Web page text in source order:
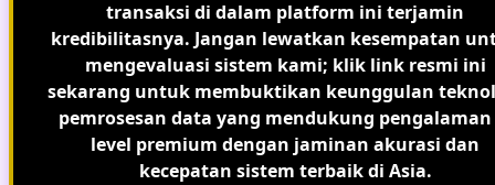
transaksi di dalam platform ini terjamin
kredibilitasnya. Jangan lewatkan kesempatan
mengevaluasi sistem kami; klik link resmi ini
sekarang untuk membuktikan keunggulan
pemrosesan data yang mendukung
level premium dengan jaminan akurasi dan
kecepatan sistem terbaik di Asia.